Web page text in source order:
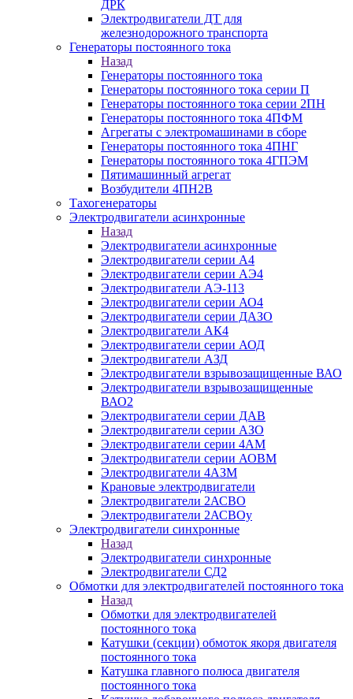
ДРК
Электродвигатели ДТ для
железнодорожного транспорта
Генераторы постоянного тока
Назад
Генераторы постоянного тока
Генераторы постоянного тока серии П
Генераторы постоянного тока серии 2ПН
Генераторы постоянного тока 4ПФМ
Агрегаты с электромашинами в сборе
Генераторы постоянного тока 4ПНГ
Генераторы постоянного тока 4ГПЭМ
Пятимашинный агрегат
Возбудители 4ПН2В
Тахогенераторы
Электродвигатели асинхронные
Назад
Электродвигатели асинхронные
Электродвигатели серии А4
Электродвигатели серии АЭ4
Электродвигатели АЭ-113
Электродвигатели серии АО4
Электродвигатели серии ДАЗО
Электродвигатели АК4
Электродвигатели серии АОД
Электродвигатели АЗД
Электродвигатели взрывозащищенные ВАО
Электродвигатели взрывозащищенные
ВАО2
Электродвигатели серии ДАВ
Электродвигатели серии АЗО
Электродвигатели серии 4АМ
Электродвигатели серии АОВМ
Электродвигатели 4АЗМ
Крановые электродвигатели
Электродвигатели 2АСВО
Электродвигатели 2АСВОу
Электродвигатели синхронные
Назад
Электродвигатели синхронные
Электродвигатели СД2
Обмотки для электродвигателей постоянного тока
Назад
Обмотки для электродвигателей
постоянного тока
Катушки (секции) обмоток якоря двигателя
постоянного тока
Катушка главного полюса двигателя
постоянного тока